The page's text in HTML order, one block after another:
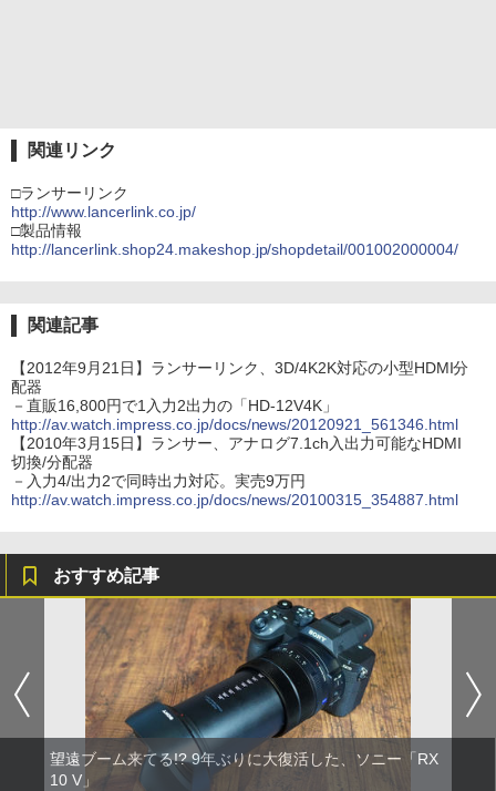
関連リンク
□ランサーリンク
http://www.lancerlink.co.jp/
□製品情報
http://lancerlink.shop24.makeshop.jp/shopdetail/001002000004/
関連記事
【2012年9月21日】ランサーリンク、3D/4K2K対応の小型HDMI分
配器
－直販16,800円で1入力2出力の「HD-12V4K」
http://av.watch.impress.co.jp/docs/news/20120921_561346.html
【2010年3月15日】ランサー、アナログ7.1ch入出力可能なHDMI
切換/分配器
－入力4/出力2で同時出力対応。実売9万円
http://av.watch.impress.co.jp/docs/news/20100315_354887.html
おすすめ記事
望遠ブーム来てる!? 9年ぶりに大復活した、ソニー「RX
10 V」